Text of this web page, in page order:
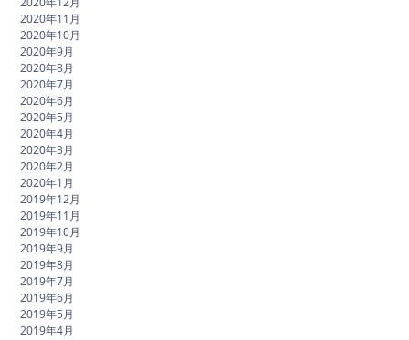
2020年11月
2020年10月
2020年9月
2020年8月
2020年7月
2020年6月
2020年5月
2020年4月
2020年3月
2020年2月
2020年1月
2019年12月
2019年11月
2019年10月
2019年9月
2019年8月
2019年7月
2019年6月
2019年5月
2019年4月